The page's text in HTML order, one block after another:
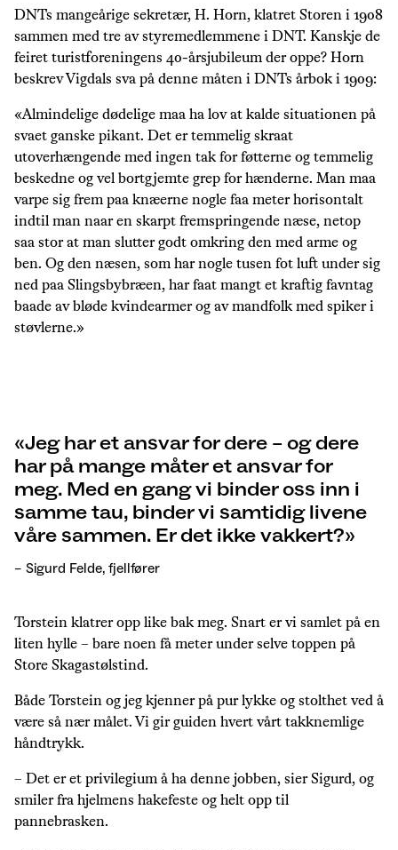
DNTs mangeårige sekretær, H. Horn, klatret Storen i 1908
sammen med tre av styremedlemmene i DNT. Kanskje de
feiret turistforeningens 40-årsjubileum der oppe? Horn
beskrev Vigdals sva på denne måten i DNTs årbok i 1909:
«Almindelige dødelige maa ha lov at kalde situationen på
svaet ganske pikant. Det er temmelig skraat
utoverhængende med ingen tak for føtterne og temmelig
beskedne og vel bortgjemte grep for hænderne. Man maa
varpe sig frem paa knæerne nogle faa meter horisontalt
indtil man naar en skarpt fremspringende næse, netop
saa stor at man slutter godt omkring den med arme og
ben. Og den næsen, som har nogle tusen fot luft under sig
ned paa Slingsbybræen, har faat mangt et kraftig favntag
baade av bløde kvindearmer og av mandfolk med spiker i
støvlerne.»
Torstein klatrer opp like bak meg. Snart er vi samlet på en
liten hylle – bare noen få meter under selve toppen på
Store Skagastølstind.
Både Torstein og jeg kjenner på pur lykke og stolthet ved å
være så nær målet. Vi gir guiden hvert vårt takknemlige
håndtrykk.
– Det er et privilegium å ha denne jobben, sier Sigurd, og
smiler fra hjelmens hakefeste og helt opp til
pannebrasken.
Jeg har et ansvar for dere – og dere
har på mange måter et ansvar for
meg. Med en gang vi binder oss inn i
samme tau, binder vi samtidig livene
våre sammen. Er det ikke vakkert?
– Sigurd Felde, fjellfører